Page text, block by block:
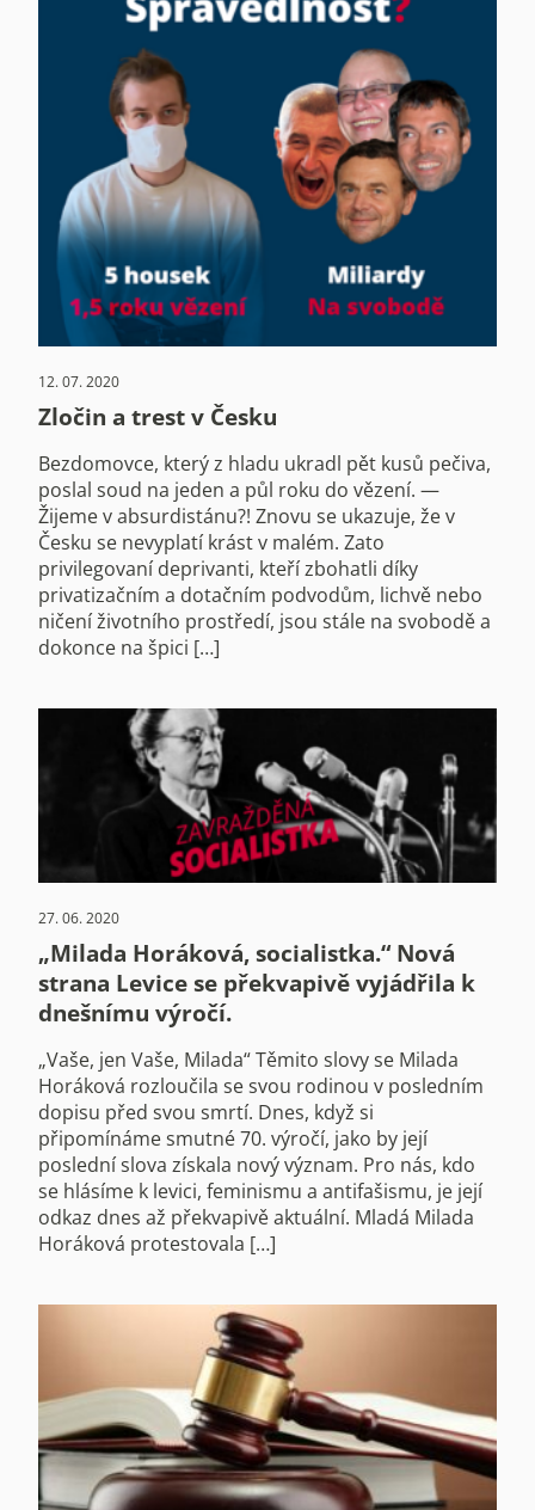
12. 07. 2020
Zločin a trest v Česku
Bezdomovce, který z hladu ukradl pět kusů pečiva,
poslal soud na jeden a půl roku do vězení. —
Žijeme v absurdistánu?! Znovu se ukazuje, že v
Česku se nevyplatí krást v malém. Zato
privilegovaní deprivanti, kteří zbohatli díky
privatizačním a dotačním podvodům, lichvě nebo
ničení životního prostředí, jsou stále na svobodě a
dokonce na špici […]
27. 06. 2020
„Milada Horáková, socialistka.“ Nová
strana Levice se překvapivě vyjádřila k
dnešnímu výročí.
„Vaše, jen Vaše, Milada“ Těmito slovy se Milada
Horáková rozloučila se svou rodinou v posledním
dopisu před svou smrtí. Dnes, když si
připomínáme smutné 70. výročí, jako by její
poslední slova získala nový význam. Pro nás, kdo
se hlásíme k levici, feminismu a antifašismu, je její
odkaz dnes až překvapivě aktuální. Mladá Milada
Horáková protestovala […]